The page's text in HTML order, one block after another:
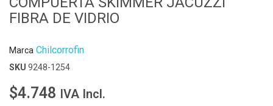
FIBRA DE VIDRIO
Marca Chilcorrofin
SKU 9248-1254
$4.748 IVA Incl.